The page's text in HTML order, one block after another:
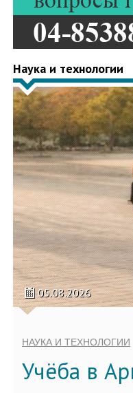
Наука и технологии
05.08.2026
НАУКА И ТЕХНОЛОГИИ
Учёба в